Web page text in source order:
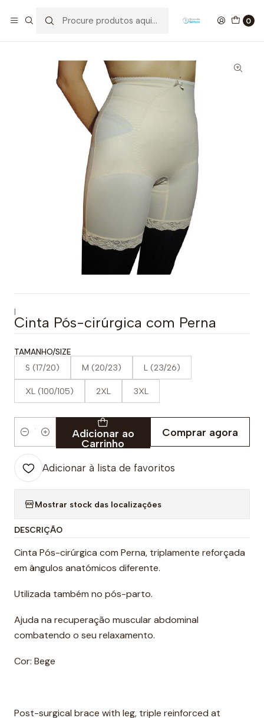
0
Cinta Pós-cirúrgica com Perna
|
Cinta Pós-cirúrgica com Perna
TAMANHO/SIZE
S (17/20) M (20/23) L (23/26)
XL (100/105) 2XL 3XL
Quantidade
Adicionar ao
Carrinho
Comprar agora
Adicionar à lista de favoritos
Mostrar stock das localizações
DESCRIÇÃO
Cinta Pós-cirúrgica com Perna, triplamente reforçada
em ângulos anatómicos diferente.
Utilizada também no pós-parto.
Ajuda na recuperação muscular abdominal
combatendo o seu relaxamento.
Cor: Bege
Post-surgical brace with leg, triple reinforced at